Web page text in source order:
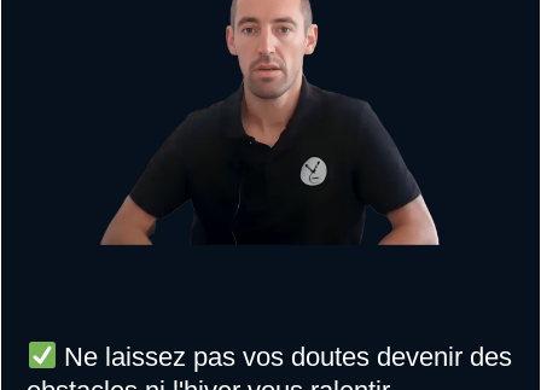
Ne laissez pas vos doutes devenir des